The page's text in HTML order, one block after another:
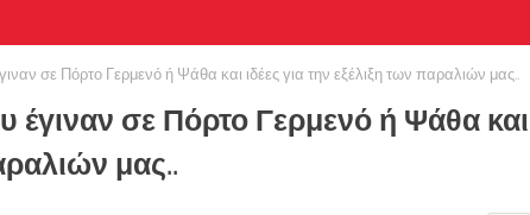
σε Πόρτο Γερμενό ή Ψάθα και ιδέες για την εξέλιξη των παραλιών μας..
έγιναν σε Πόρτο Γερμενό ή Ψάθα και
μας..